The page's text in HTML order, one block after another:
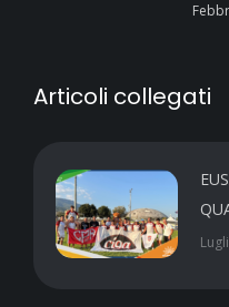
Articoli collegati